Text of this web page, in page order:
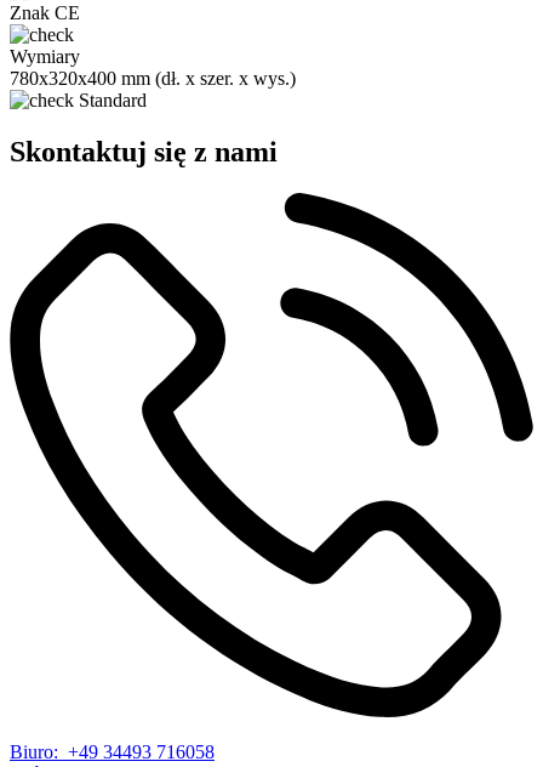
Znak CE
Wymiary
780x320x400 mm (dł. x szer. x wys.)
Standard
Skontaktuj się z nami
Biuro: +49 34493 716058